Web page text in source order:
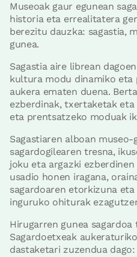
Museoak gaur egunean
historia eta errealitatera
berezitu dauzka: sagastia,
gunea.
Sagastia aire librean
kultura modu dinamiko eta
aukera ematen duena.
ezberdinak, txertaketak
eta prentsatzeko moduak
Sagastiaren alboan
sagardogilearen tresna,
joku eta argazki
usadio honen iragana,
sagardoaren etorkizuna
inguruko ohiturak
Hirugarren gunea
Sagardoetxeak
dastaketari zuzendua